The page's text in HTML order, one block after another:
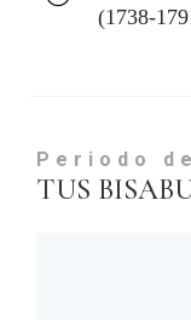
(1738-
Periodo
TUS